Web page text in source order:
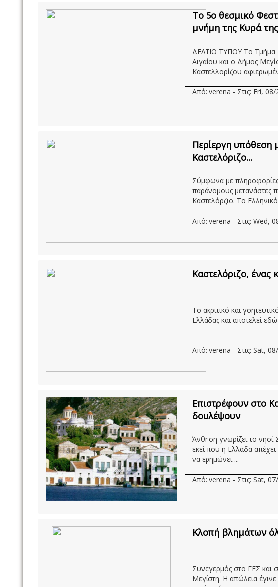
Tο 5ο θεσμικό
μνήμη της Κυρά
ΔΕΛΤΙΟ ΤΥΠΟΥ Το Τμήμα
Αιγαίου και ο Δήμος
Καστελλορίζου
Από: verena - Στις: Fri,
Περίεργη υπόθεση
Καστελόριζο...
Σύμφωνα με πληροφορίες
παράνομους μετανάστες
Καστελόρζιο. Το Ελληνικό
Από: verena - Στις: Wed,
Καστελόριζο, ένας
Το ακριτικό και
Ελλάδας και αποτελεί
Από: verena - Στις: Sat,
Επιστρέφουν στο
δουλέψουν
Άνθηση γνωρίζει το νησί
εκεί που η Ελλάδα
να ερημώνει ...
Από: verena - Στις: Sat,
Κλοπή βλημάτων
Συναγερμός στο ΓΕΣ
Μεγίστη. Η απώλεια